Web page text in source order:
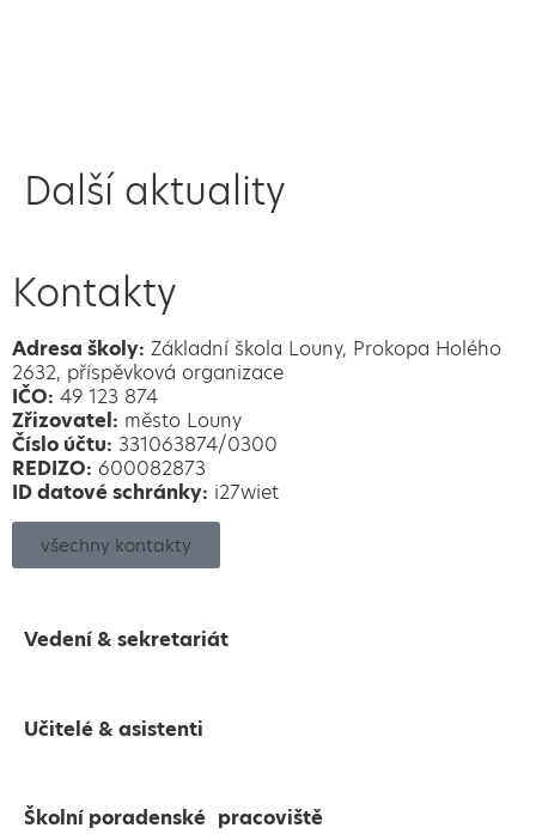
Další aktuality
Kontakty
Adresa školy: Základní škola Louny, Prokopa Holého
2632, příspěvková organizace
IČO: 49 123 874
Zřizovatel: město Louny
Číslo účtu: 331063874/0300
REDIZO: 600082873
ID datové schránky: i27wiet
všechny kontakty
Vedení & sekretariát
Učitelé & asistenti
Školní poradenské pracoviště